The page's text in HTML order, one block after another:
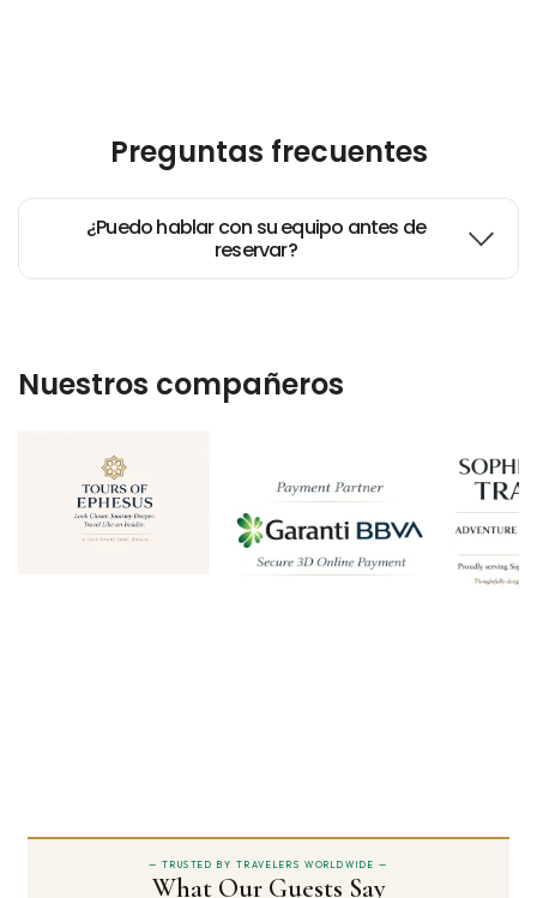
Preguntas frecuentes
¿Puedo hablar con su equipo antes de
reservar?
Nuestros compañeros